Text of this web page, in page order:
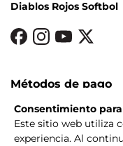
Diablos Rojos Softbol
Métodos de pago
Consentimiento
Este sitio web utiliza
experiencia. Al